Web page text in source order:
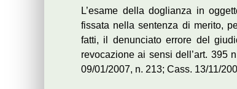
L’esame della doglianza in
fissata nella sentenza di merito,
fatti, il denunciato errore del
revocazione ai sensi dell’art. 395
09/01/2007, n. 213; Cass. 13/11/